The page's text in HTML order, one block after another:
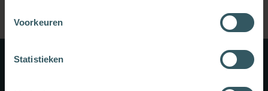
Voorkeuren
Statistieken